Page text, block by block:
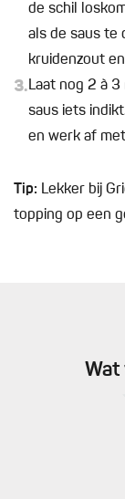
de schil
als de saus te
kruidenzout
3.Laat nog 2 à
saus iets
en werk af
Tip: Lekker bij
topping op een
Wat